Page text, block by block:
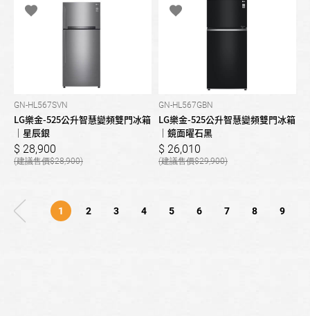
GN-HL567SVN
LG樂金-525公升智慧變頻雙門冰箱
｜星辰銀
28,900
28,900
GN-HL567GBN
LG樂金-525公升智慧變頻雙門冰箱
｜鏡面曜石黑
26,010
29,900
1 2 3 4 5 6 7 8 9